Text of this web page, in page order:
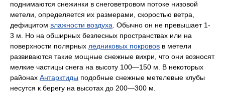
поднимаются снежинки в снеговетровом потоке низовой
метели, определяется их размерами, скоростью ветра,
дефицитом влажности воздуха . Обычно он не превышает 1-
3 м. Но на обширных безлесных пространствах или на
поверхности полярных ледниковых покровов в метели
развиваются такие мощные снежные вихри, что они возносят
мелкие частицы снега на высоту 100—150 м. В некоторых
районах Антарктиды подобные снежные метелевые клубы
несутся к берегу на высотах до 200—300 м.